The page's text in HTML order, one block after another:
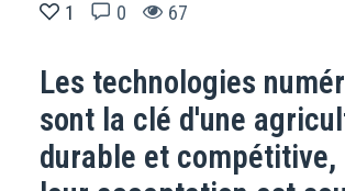
1 0 67
Les technologies
sont la clé d'une
durable et compétitive,